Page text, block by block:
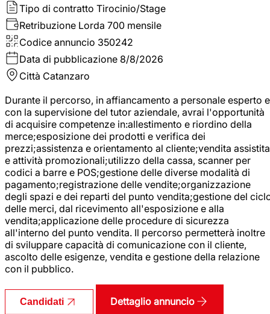
Tipo di contratto Tirocinio/Stage
Retribuzione Lorda 700 mensile
Codice annuncio 350242
Data di pubblicazione 8/8/2026
Città Catanzaro
Durante il percorso, in affiancamento a personale esperto e
con la supervisione del tutor aziendale, avrai l'opportunità
di acquisire competenze in:allestimento e riordino della
merce;esposizione dei prodotti e verifica dei
prezzi;assistenza e orientamento al cliente;vendita assistita
e attività promozionali;utilizzo della cassa, scanner per
codici a barre e POS;gestione delle diverse modalità di
pagamento;registrazione delle vendite;organizzazione
degli spazi e dei reparti del punto vendita;gestione del
delle merci, dal ricevimento all'esposizione e alla
vendita;applicazione delle procedure di sicurezza
all'interno del punto vendita. Il percorso permetterà inoltre
di sviluppare capacità di comunicazione con il cliente,
ascolto delle esigenze, vendita e gestione della relazione
con il pubblico.
Candidati Dettaglio annuncio